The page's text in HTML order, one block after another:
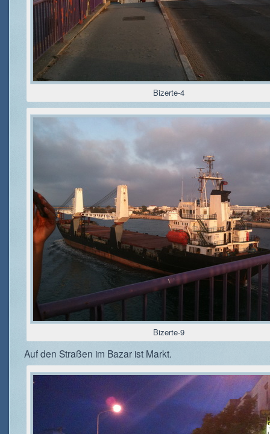
Bizerte-4
Bizerte-9
Auf den Straßen im Bazar ist Markt.